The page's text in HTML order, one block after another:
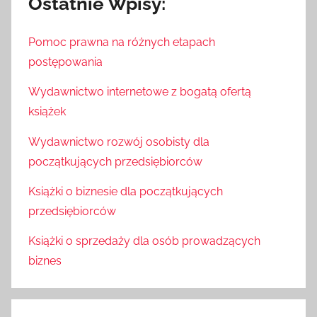
Pomoc prawna na różnych etapach
postępowania
Wydawnictwo internetowe z bogatą ofertą
książek
Wydawnictwo rozwój osobisty dla
początkujących przedsiębiorców
Książki o biznesie dla początkujących
przedsiębiorców
Książki o sprzedaży dla osób prowadzących
biznes